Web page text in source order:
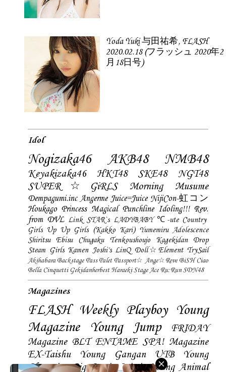
Yoda Yuki 与田祐希, FLASH
2020.02.18 (フラッシュ 2020年2
月18日号)
Idol
Nogizaka46 AKB48 NMB48
Keyakizaka46 HKT48 SKE48
NGT48
SUPER☆GiRLS
Morning Musume
Dempagumi.inc Angerme Juice=Juice NijiCon-虹コン
Houkago Princess Magical Punchline Idoling!!! Rev.
from DVL Link STAR`s LADYBABY ℃-ute Country
Girls Up Up Girls (Kakko Kari) Yumemiru Adolescence
Shiritsu Ebisu Chugaku
Tenkoushoujo Kagekidan
Drop
Steam Girls Kamen Joshi's LinQ Doll☆Element TrySail
Akihabara Backstage Pass Palet Passport☆ Ange☆Reve BiSH Ciao
Bella Cinquetti Gekidanherbest Haraeki Stage Ace Ru:Run SDN48
Magazines
FLASH Weekly Playboy Young
Magazine
Young Jump
FRIDAY
Magazine BLT ENTAME SPA! Magazine
EX-Taishu
Young Gangan UTB
Young
Champion Big Comic Spirtis Young Animal